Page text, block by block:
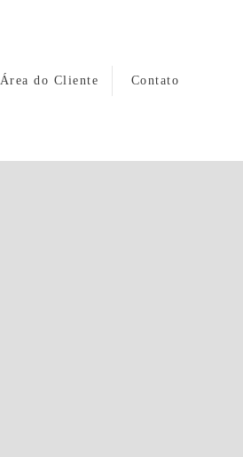
Área do Cliente Contato